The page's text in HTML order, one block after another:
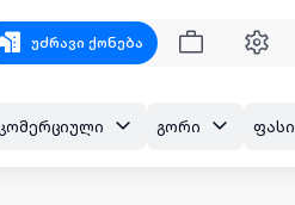
უძრავი ქონება
კომერციული გორი ფასი